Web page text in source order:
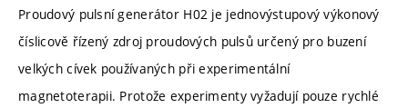
Proudový pulsní generátor H02 je jednovýstupový výkonový
číslicově řízený zdroj proudových pulsů určený pro buzení
velkých cívek používaných při experimentální
magnetoterapii. Protože experimenty vyžadují pouze rychlé